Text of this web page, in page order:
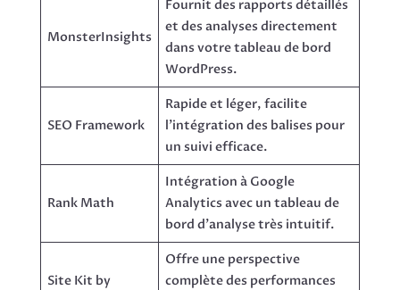
MonsterInsights
Fournit des rapports détaillés
et des analyses directement
dans votre tableau de bord
WordPress.
SEO Framework
Rapide et léger, facilite
l’intégration des balises pour
un suivi efficace.
Rank Math
Intégration à Google
Analytics avec un tableau de
bord d’analyse très intuitif.
Site Kit by
Offre une perspective
complète des performances